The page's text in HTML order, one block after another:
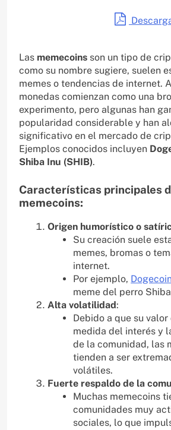
Las memecoins son un tipo de
como su nombre sugiere, suelen
memes o tendencias de internet.
monedas comienzan como una
experimento, pero algunas han
popularidad considerable y han
significativo en el mercado de
Ejemplos conocidos incluyen
Shiba Inu (SHIB).
Características principales
memecoins:
Origen humorístico o
Su creación suele
memes, bromas o
internet.
Por ejemplo,
meme del perro
Alta volatilidad:
Debido a que su
medida del interés y
de la comunidad, las
tienden a ser
volátiles.
Fuerte respaldo de la
Muchas memecoins
comunidades muy
sociales, lo que